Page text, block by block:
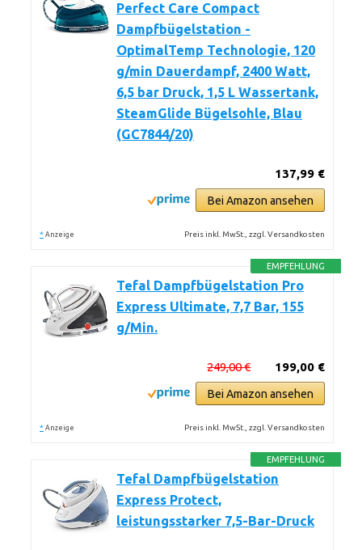
Perfect Care Compact
Dampfbügelstation -
OptimalTemp Technologie, 120
g/min Dauerdampf, 2400 Watt,
6,5 bar Druck, 1,5 L Wassertank,
SteamGlide Bügelsohle, Blau
(GC7844/20)
137,99 €
Bei Amazon ansehen
* Anzeige Preis inkl. MwSt., zzgl. Versandkosten
EMPFEHLUNG
Tefal Dampfbügelstation Pro
Express Ultimate, 7,7 Bar, 155
g/Min.
199,00 €
249,00 €
Bei Amazon ansehen
* Anzeige Preis inkl. MwSt., zzgl. Versandkosten
EMPFEHLUNG
Tefal Dampfbügelstation
Express Protect,
leistungsstarker 7,5-Bar-Druck